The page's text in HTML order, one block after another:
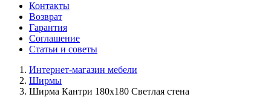
Контакты
Возврат
Гарантия
Соглашение
Статьи и советы
Интернет-магазин мебели
Ширмы
Ширма Кантри 180х180 Светлая стена